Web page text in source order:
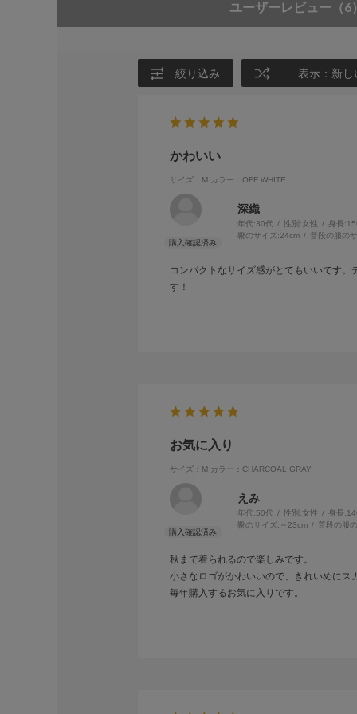
ユーザーレビュー （6
絞り込み 表示：新し
かわいい
サイズ：M カラー：OFF WHITE
深織
年代:30代 性別:女性 身長:
靴のサイズ:24cm 普段の服の
コンパクトなサイズ感がとてもいいです
す！
お気に入り
サイズ：M カラー：CHARCOAL GRAY
えみ
年代:50代 性別:女性 身長:
靴のサイズ: ～23cm 普段の服
秋まで着られるので楽しみです。
小さなロゴがかわいいので、きれいめに
毎年購入するお気に入りです。